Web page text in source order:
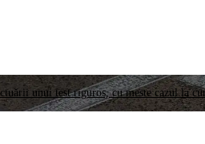
unui test riguros, cu meste cazul la